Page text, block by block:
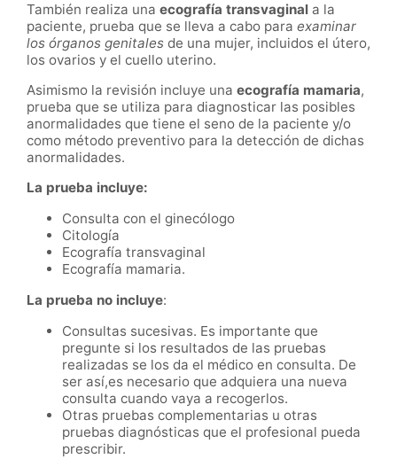
También realiza una ecografía transvaginal a la
paciente, prueba que se lleva a cabo para examinar
los órganos genitales de una mujer, incluidos el útero,
los ovarios y el cuello uterino.
Asimismo la revisión incluye una ecografía mamaria,
prueba que se utiliza para diagnosticar las posibles
anormalidades que tiene el seno de la paciente y/o
como método preventivo para la detección de dichas
anormalidades.
La prueba incluye:
Consulta con el ginecólogo
Citología
Ecografía transvaginal
Ecografía mamaria.
La prueba no incluye:
Consultas sucesivas. Es importante que
pregunte si los resultados de las pruebas
realizadas se los da el médico en consulta. De
ser así,es necesario que adquiera una nueva
consulta cuando vaya a recogerlos.
Otras pruebas complementarias u otras
pruebas diagnósticas que el profesional pueda
prescribir.